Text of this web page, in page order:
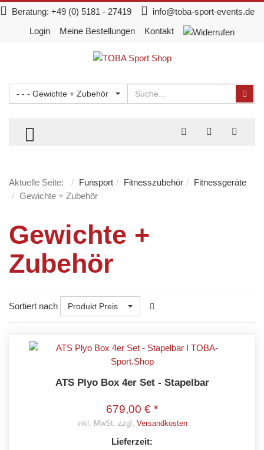
Beratung: +49 (0) 5181 - 27419
info@toba-sport-events.de
Login
Meine Bestellungen Kontakt
- - - Gewichte + Zubehör Suchen
TOGGLE MENU
Aktuelle Seite: Funsport Fitnesszubehör
Fitnessgeräte
Gewichte + Zubehör
Gewichte +
Zubehör
Sortiert nach Produkt Preis
ATS Plyo Box 4er Set - Stapelbar
679,00 € *
inkl. MwSt. zzgl. Versandkosten
Lieferzeit: